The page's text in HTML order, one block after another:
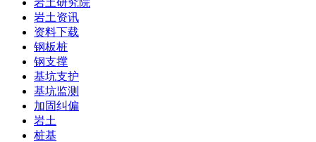
岩土研究院
岩土资讯
资料下载
钢板桩
钢支撑
基坑支护
基坑监测
加固纠偏
岩土
桩基